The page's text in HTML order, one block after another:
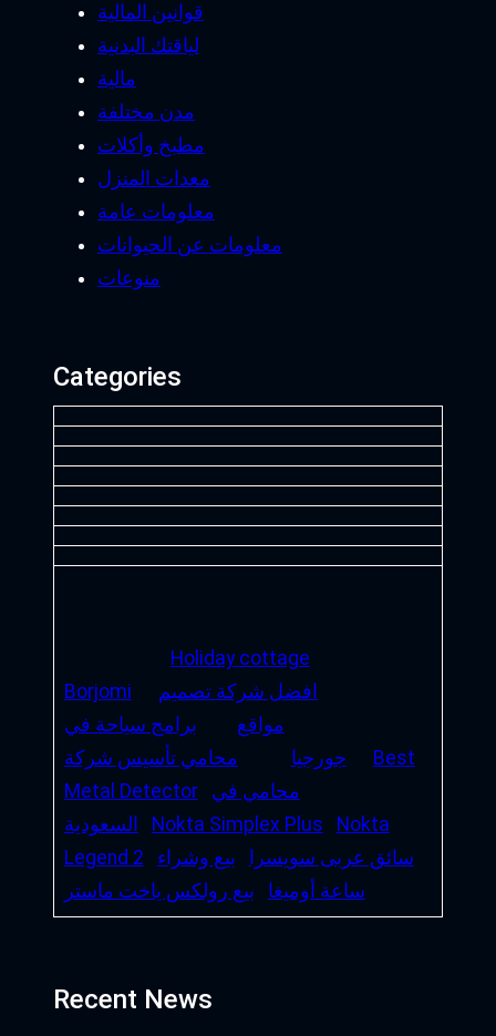
قوانين المالية
لياقتك البدنية
مالية
مدن مختلفة
مطبخ وأكلات
معدات المنزل
معلومات عامة
معلومات عن الحيوانات
منوعات
Categories
Holiday cottage
Borjomi
افضل شركة تصميم
مواقع
برامج سياحة في
جورجيا
محامي تأسيس شركة
Best
Metal Detector
محامي في
السعودية
Nokta Simplex Plus
Nokta
Legend 2
سائق عربى سويسرا
بيع وشراء
ساعة أوميغا
بيع رولكس ياخت ماستر
Recent News